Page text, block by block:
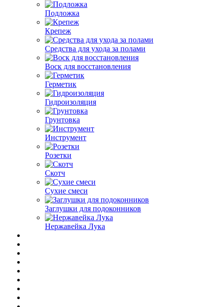
Подложка
Крепеж
Средства для ухода за полами
Воск для восстановления
Герметик
Гидроизоляция
Грунтовка
Инструмент
Розетки
Скотч
Сухие смеси
Заглушки для подоконников
Нержавейка Лука